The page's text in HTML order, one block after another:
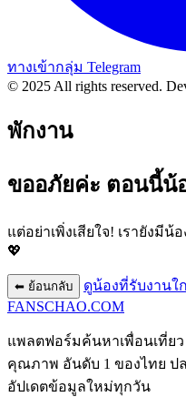
ทางเข้ากลุ่ม Telegram
© 2025 All rights reserved.
พักงาน
ขออภัยค่ะ ตอนนี้น้
แต่อย่าเพิ่งเสียใจ! เรายังมีน้
💖
⬅ ย้อนกลับ
ดูน้องที่รับงาน
FANSCHAO.COM
แพลตฟอร์มค้นหาเพื่อนเที่ย
คุณภาพ อันดับ 1 ของไทย ป
อัปเดตข้อมูลใหม่ทุกวัน